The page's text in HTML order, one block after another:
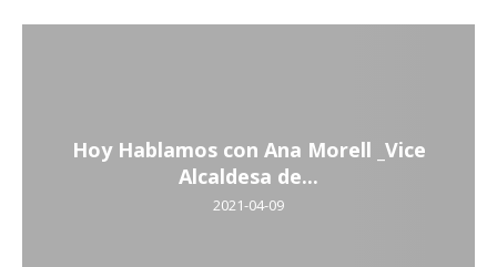
Hoy Hablamos con Ana Morell _Vice
Alcaldesa de...
2021-04-09